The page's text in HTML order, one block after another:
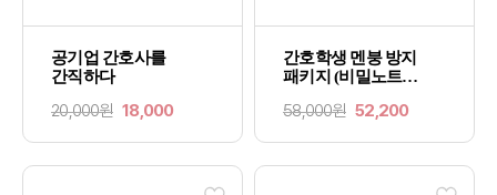
공기업 간호사를
간직하다
20,000원 18,000
간호학생 멘붕 방지
패키지 (비밀노트
58,000원 52,200